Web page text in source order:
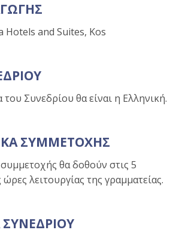
Hotels and Suites, Kos
Συνεδρίου θα είναι η Ελληνική.
ΣΥΜΜΕΤΟΧΗΣ
θα δοθούν στις 5
λειτουργίας της γραμματείας.